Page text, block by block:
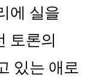
에 실을
토론의
있는 애로